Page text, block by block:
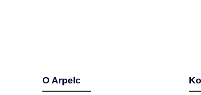
O Arpelc